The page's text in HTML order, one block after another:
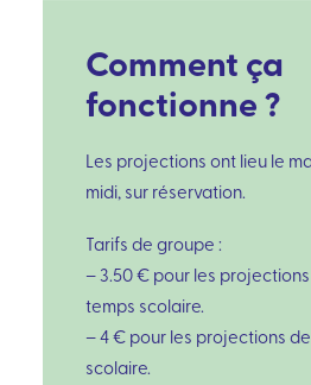
Comment ça
fonctionne ?
Les projections ont lieu le
midi, sur réservation.
Tarifs de groupe :
– 3.50 € pour les
temps scolaire.
– 4 € pour les projections
scolaire.